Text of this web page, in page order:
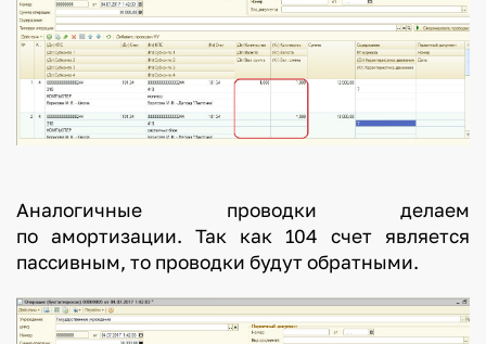
Аналогичные проводки делаем
по амортизации. Так как 104 счет является
пассивным, то проводки будут обратными.